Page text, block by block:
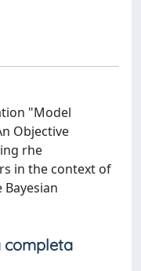
"Model
Objective
rhe
in the context of
completa